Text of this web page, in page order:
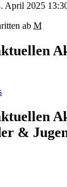
April 2025
ab M
&